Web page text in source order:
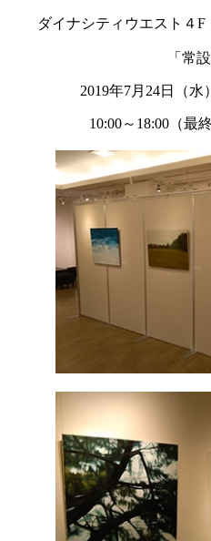
ダイナシティウエスト４
「常
2019年7月24日（水
10:00～18:00（最